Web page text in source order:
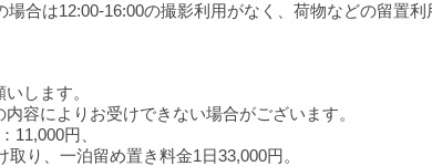
合は12:00-16:00の撮影利用がなく、荷物などの留置利
します。
容によりお受けできない場合がございます。
11,000円、
り、一泊留め置き料金1日33,000円。